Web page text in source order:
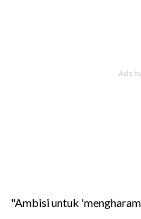
"Ambisi untuk